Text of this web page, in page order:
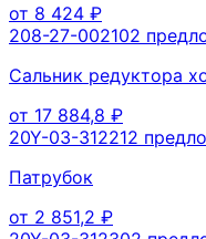
от 8 424 ₽
208-27-002102
Сальник редуктора
от 17 884,8 ₽
20Y-03-312212
Патрубок
от 2 851,2 ₽